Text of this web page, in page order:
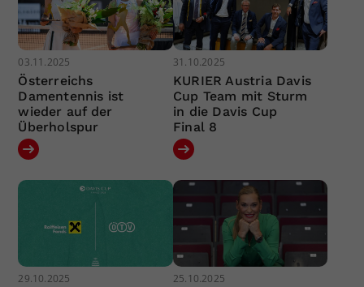
03.11.2025
Österreichs
Damentennis ist
wieder auf der
Überholspur
31.10.2025
KURIER Austria Davis
Cup Team mit Sturm
in die Davis Cup
Final 8
29.10.2025 25.10.2025